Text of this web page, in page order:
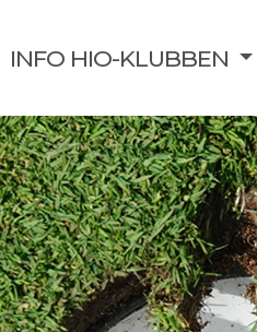
INFO HIO-KLUBBEN